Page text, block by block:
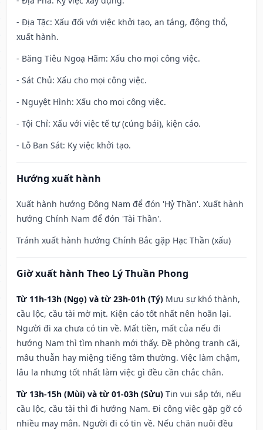
- Địa Tặc: Xấu đối với việc khởi tạo, an táng, động thổ,
xuất hành.
- Băng Tiêu Ngoạ Hãm: Xấu cho mọi công việc.
- Sát Chủ: Xấu cho mọi công việc.
- Nguyệt Hình: Xấu cho mọi công việc.
- Tội Chỉ: Xấu với việc tế tự (cúng bái), kiện cáo.
- Lỗ Ban Sát: Kỵ việc khởi tạo.
Hướng xuất hành
Xuất hành hướng Đông Nam để đón 'Hỷ Thần'. Xuất hành
hướng Chính Nam để đón 'Tài Thần'.
Tránh xuất hành hướng Chính Bắc gặp Hạc Thần (xấu)
Giờ xuất hành Theo Lý Thuần Phong
Từ 11h-13h (Ngọ) và từ 23h-01h (Tý) Mưu sự khó thành,
cầu lộc, cầu tài mờ mịt. Kiện cáo tốt nhất nên hoãn lại.
Người đi xa chưa có tin về. Mất tiền, mất của nếu đi
hướng Nam thì tìm nhanh mới thấy. Đề phòng tranh cãi,
mâu thuẫn hay miệng tiếng tầm thường. Việc làm chậm,
lâu la nhưng tốt nhất làm việc gì đều cần chắc chắn.
Từ 13h-15h (Mùi) và từ 01-03h (Sửu) Tin vui sắp tới, nếu
cầu lộc, cầu tài thì đi hướng Nam. Đi công việc gặp gỡ có
nhiều may mắn. Người đi có tin về. Nếu chăn nuôi đều